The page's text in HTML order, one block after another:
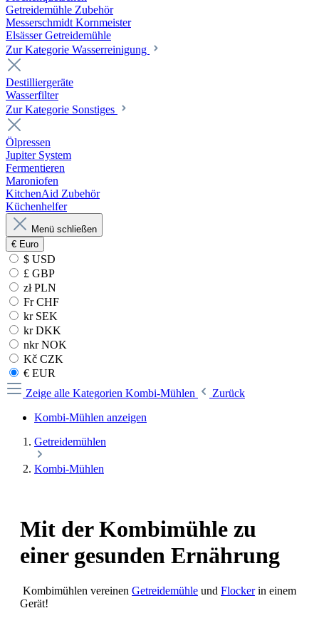
Getreidemühle Zubehör
Messerschmidt Kornmeister
Elsässer Getreidemühle
Zur Kategorie Wasserreinigung
Destilliergeräte
Wasserfilter
Zur Kategorie Sonstiges
Ölpressen
Jupiter System
Fermentieren
Maroniofen
KitchenAid Zubehör
Küchenhelfer
Menü schließen
€ Euro
$ USD
£ GBP
zł PLN
Fr CHF
kr SEK
kr DKK
nkr NOK
Kč CZK
€ EUR
Zeige alle Kategorien Kombi-Mühlen
Zurück
Kombi-Mühlen anzeigen
Getreidemühlen
Kombi-Mühlen
Mit der Kombimühle zu
einer gesunden Ernährung
Kombimühlen vereinen Getreidemühle und Flockerin einem
Gerät!